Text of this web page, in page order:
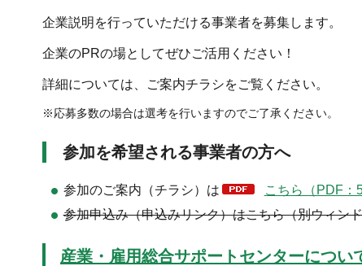
企業説明を行っていただける事業者を募集します。
企業のPRの場としてぜひご活用ください！
詳細については、ご案内チラシをご覧ください。
※応募多数の場合は選考を行いますのでご了承ください。
参加を希望される事業者の方へ
参加のご案内（チラシ）は
こちら（PDF：
参加申込み（申込みリンク）はこちら（別ウィン
産業・雇用総合サポートセンターについ